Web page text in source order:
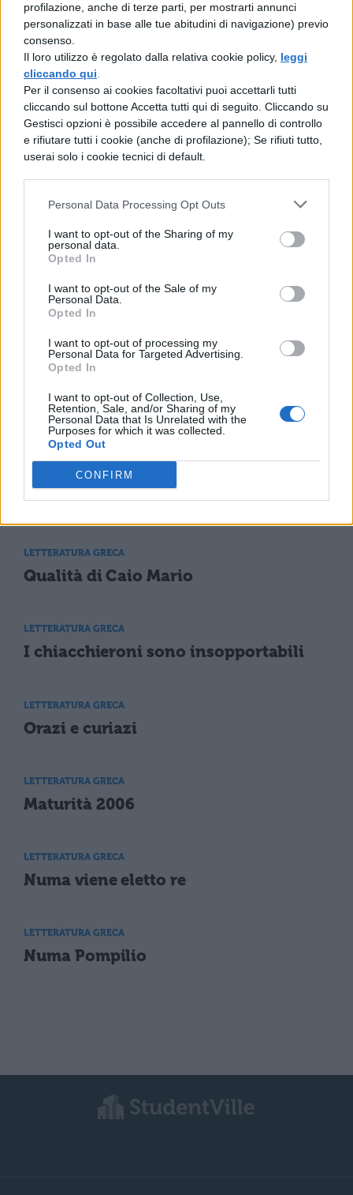
profilazione, anche di terze parti, per mostrarti annunci
personalizzati in base alle tue abitudini di navigazione) previo
consenso.
Il loro utilizzo è regolato dalla relativa cookie policy, leggi
cliccando qui
Per il consenso ai cookies facoltativi puoi accettarli tutti
cliccando sul bottone Accetta tutti qui di seguito. Cliccando su
Gestisci opzioni è possibile accedere al pannello di controllo
e rifiutare tutti i cookie (anche di profilazione); Se rifiuti tutto,
userai solo i cookie tecnici di default.
Personal Data Processing Opt Outs
I want to opt-out of the Sharing of my
personal data.
Opted In
I want to opt-out of the Sale of my
Personal Data.
Opted In
I want to opt-out of processing my
Personal Data for Targeted Advertising.
Opted In
I want to opt-out of Collection, Use,
Retention, Sale, and/or Sharing of my
Personal Data that Is Unrelated with the
Purposes for which it was collected.
Opted Out
CONFIRM
che gli uomini fuggano la discordia e la
malvagità, onorino gli dèi, provvedano alla
patria, ai figli e alle mogli, ubbidiscano alle
leggi, accolgano gli esuli, e non puniscano i
servi in preda alla collera. Con la filosofia
impariamo ad essere coraggiosi nelle
TI POTREBBE INTERESSARE
LETTERATURA GRECA
I poemi di Omero
LETTERATURA GRECA
Contro lo studio eccessivo
LETTERATURA GRECA
Qualità di Caio Mario
LETTERATURA GRECA
I chiacchieroni sono insopportabili
LETTERATURA GRECA
Orazi e curiazi
LETTERATURA GRECA
Maturità 2006
LETTERATURA GRECA
Numa viene eletto re
LETTERATURA GRECA
Numa Pompilio